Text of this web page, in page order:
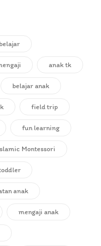
anak tk
belajar anak
field trip
fun learning
Montessori
anak
mengaji anak